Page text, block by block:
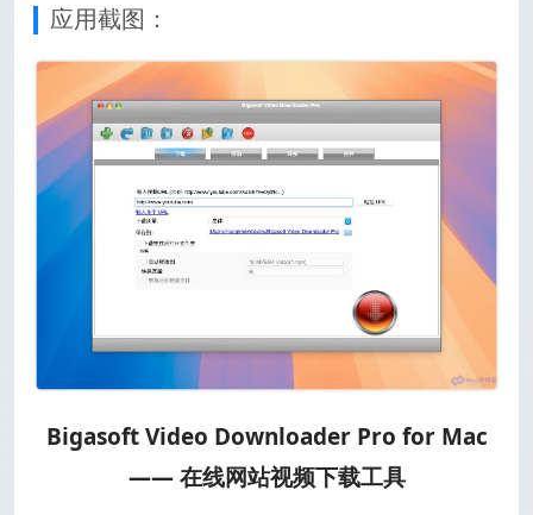
应用截图：
Bigasoft Video Downloader Pro for Mac
—— 在线网站视频下载工具